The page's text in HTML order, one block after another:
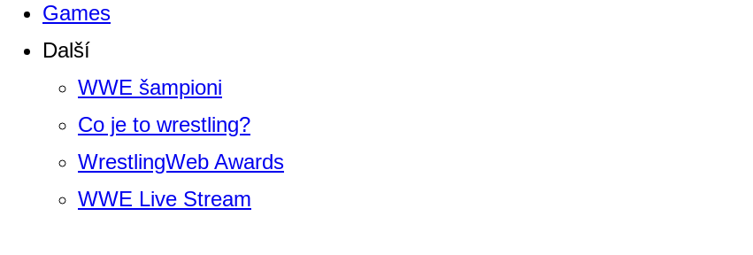
Games
Další
WWE šampioni
Co je to wrestling?
WrestlingWeb Awards
WWE Live Stream